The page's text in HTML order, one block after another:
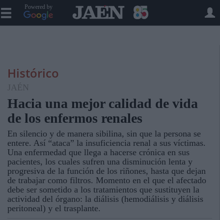
Powered by
Histórico
JAÉN
Hacia una mejor calidad de vida
de los enfermos renales
En silencio y de manera sibilina, sin que la persona se
entere. Así “ataca” la insuficiencia renal a sus víctimas.
Una enfermedad que llega a hacerse crónica en sus
pacientes, los cuales sufren una disminución lenta y
progresiva de la función de los riñones, hasta que dejan
de trabajar como filtros. Momento en el que el afectado
debe ser sometido a los tratamientos que sustituyen la
actividad del órgano: la diálisis (hemodiálisis y diálisis
peritoneal) y el trasplante.